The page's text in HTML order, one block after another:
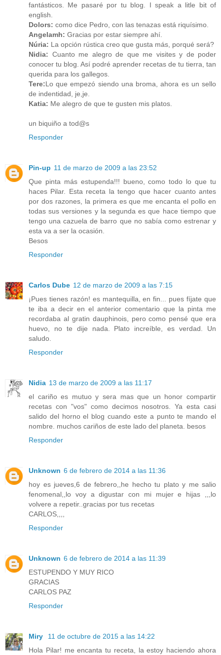
fantásticos. Me pasaré por tu blog. I speak a litle bit of
english.
Dolors: como dice Pedro, con las tenazas está riquísimo.
Angelamh: Gracias por estar siempre ahí.
Núria: La opción rústica creo que gusta más, porqué será?
Nidia: Cuanto me alegro de que me visites y de poder
conocer tu blog. Así podré aprender recetas de tu tierra, tan
querida para los gallegos.
Tere:Lo que empezó siendo una broma, ahora es un sello
de indentidad, je,je.
Katia: Me alegro de que te gusten mis platos.
un biquiño a tod@s
Responder
Pin-up 11 de marzo de 2009 a las 23:52
Que pinta más estupenda!!! bueno, como todo lo que tu
haces Pilar. Esta receta la tengo que hacer cuanto antes
por dos razones, la primera es que me encanta el pollo en
todas sus versiones y la segunda es que hace tiempo que
tengo una cazuela de barro que no sabía como estrenar y
esta va a ser la ocasión.
Besos
Responder
Carlos Dube 12 de marzo de 2009 a las 7:15
¡Pues tienes razón! es mantequilla, en fin... pues fíjate que
te iba a decir en el anterior comentario que la pinta me
recordaba al gratin dauphinois, pero como pensé que era
huevo, no te dije nada. Plato increíble, es verdad. Un
saludo.
Responder
Nidia 13 de marzo de 2009 a las 11:17
el cariño es mutuo y sera mas que un honor compartir
recetas con "vos" como decimos nosotros. Ya esta casi
salido del horno el blog cuando este a punto te mando el
nombre. muchos cariños de este lado del planeta. besos
Responder
Unknown 6 de febrero de 2014 a las 11:36
hoy es jueves,6 de febrero,,he hecho tu plato y me salio
fenomenal,,lo voy a digustar con mi mujer e hijas ,,,lo
volvere a repetir..gracias por tus recetas
CARLOS,,,,
Responder
Unknown 6 de febrero de 2014 a las 11:39
ESTUPENDO Y MUY RICO
GRACIAS
CARLOS PAZ
Responder
Miry
11 de octubre de 2015 a las 14:22
Hola Pilar! me encanta tu receta, la estoy haciendo ahora